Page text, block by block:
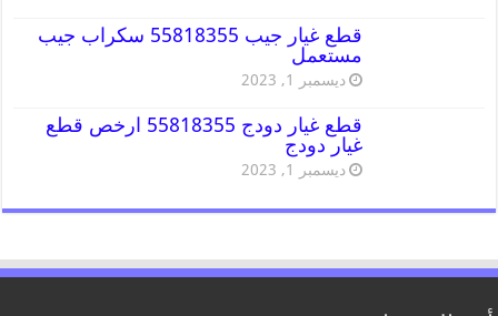
قطع غيار جيب 55818355 سكراب جيب
مستعمل
ديسمبر 1, 2023
قطع غيار دودج 55818355 ارخص قطع
غيار دودج
ديسمبر 1, 2023